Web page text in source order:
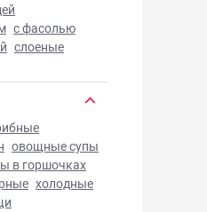
с фасолью
слоеные
овощные супы
в горшочках
холодные